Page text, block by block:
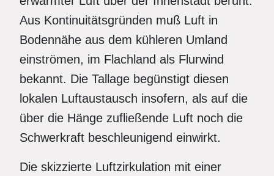
Aus Kontinuitätsgründen muß Luft in
Bodennähe aus dem kühleren Umland
einströmen, im Flachland als Flurwind
bekannt. Die Tallage begünstigt diesen
lokalen Luftaustausch insofern, als auf die
über die Hänge zufließende Luft noch die
Schwerkraft beschleunigend einwirkt.
Die skizzierte Luftzirkulation mit einer